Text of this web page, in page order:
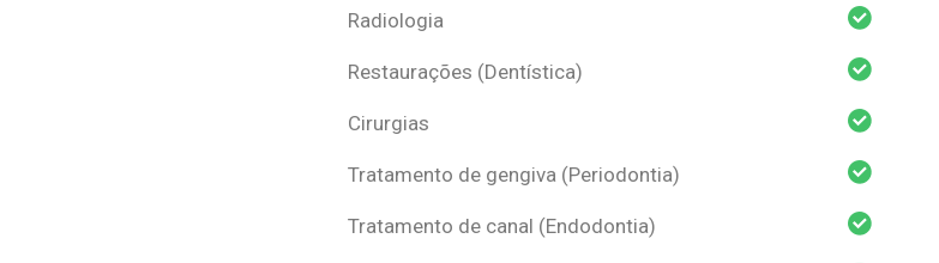
Radiologia
Restaurações (Dentística)
Cirurgias
Tratamento de gengiva (Periodontia)
Tratamento de canal (Endodontia)